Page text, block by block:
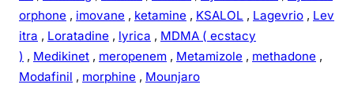
orphone , imovane , ketamine , KSALOL , Lagevrio , Lev
itra , Loratadine , lyrica , MDMA ( ecstacy
) , Medikinet , meropenem , Metamizole , methadone ,
Modafinil , morphine , Mounjaro